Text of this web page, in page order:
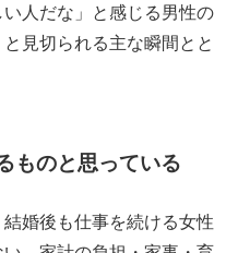
人だな」と感じる男性の
見切られる主な瞬間とと
ものと思っている
婚後も仕事を続ける女性